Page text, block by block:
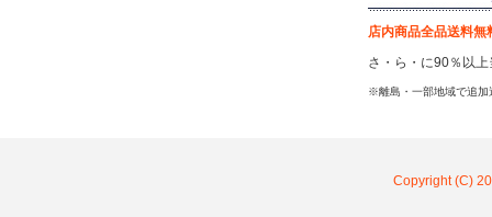
店内商品全品送料無
さ・ら・に90％以
※離島・一部地域で追加
Copyright (C)